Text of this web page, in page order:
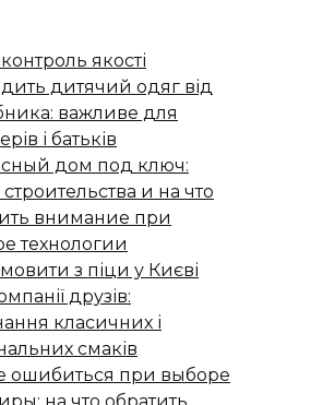
якості
дитячий одяг від
важливе для
і батьків
дом под ключ:
и на что
внимание при
технологии
з піци у Києві
друзів:
класичних і
смаків
ошибиться при выборе